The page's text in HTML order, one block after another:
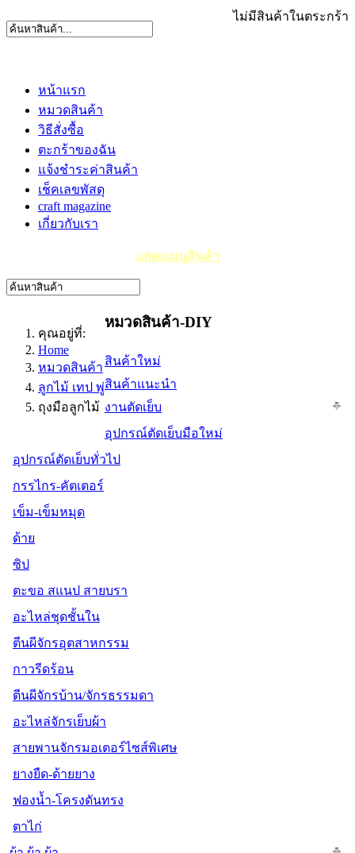
ไม่มีสินค้าในตระกร้า
หน้าแรก
หมวดสินค้า
วิธีสั่งซื้อ
ตะกร้าของฉัน
แจ้งชำระค่าสินค้า
เช็คเลขพัสดุ
craft magazine
เกี่ยวกับเรา
แสดงเมนูสินค้า
คุณอยู่ที่:
Home
หมวดสินค้า
ลูกไม้ เทป พู่
ถุงมือลูกไม้
หมวดสินค้า-DIY
สินค้าใหม่
สินค้าแนะนำ
งานตัดเย็บ
อุปกรณ์ตัดเย็บมือใหม่
อุปกรณ์ตัดเย็บทั่วไป
กรรไกร-คัตเตอร์
เข็ม-เข็มหมุด
ด้าย
ซิป
ตะขอ สแนป สายบรา
อะไหล่ชุดชั้นใน
ตีนผีจักรอุตสาหกรรม
กาวรีดร้อน
ตีนผีจักรบ้าน/จักรธรรมดา
อะไหล่จักรเย็บผ้า
สายพานจักรมอเตอร์ไซส์พิเศษ
ยางยืด-ด้ายยาง
ฟองน้ำ-โครงดันทรง
ตาไก่